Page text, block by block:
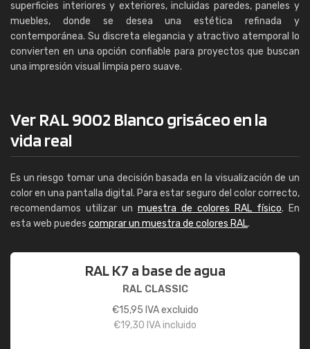
superficies interiores y exteriores, incluidas paredes, paneles y
muebles, donde se desea una estética refinada y
contemporánea. Su discreta elegancia y atractivo atemporal lo
convierten en una opción confiable para proyectos que buscan
una impresión visual limpia pero suave.
Ver RAL 9002 Blanco grisáceo en la
vida real
Es un riesgo tomar una decisión basada en la visualización de un
color en una pantalla digital. Para estar seguro del color correcto,
recomendamos utilizar un muestra de colores RAL físico. En
esta web puedes comprar un muestra de colores RAL.
RAL K7 a base de agua
RAL CLASSIC
€15,95 IVA excluido
€19,30 IVA incluido